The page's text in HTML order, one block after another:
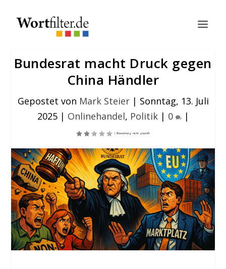
Bundesrat macht Druck gegen
China Händler
Gepostet von Mark Steier| Sonntag, 13. Juli
2025| Onlinehandel, Politik| 0 |